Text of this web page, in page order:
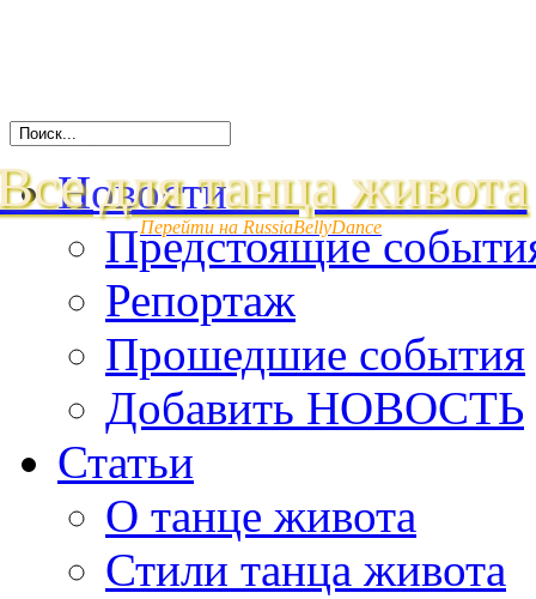
для танца живота
Перейти на RussiaBellyDance
Новости
Предстоящие
Репортаж
Прошедшие события
Добавить НОВОСТЬ
Статьи
О танце живота
Стили танца живота